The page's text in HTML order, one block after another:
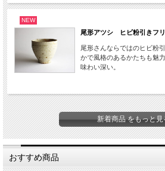
NEW
尾形アツシ ヒビ粉引きフ
尾形さんならではのヒビ粉
かで風格のあるかたちも魅
味わい深い。
新着商品 をもっと
おすすめ商品